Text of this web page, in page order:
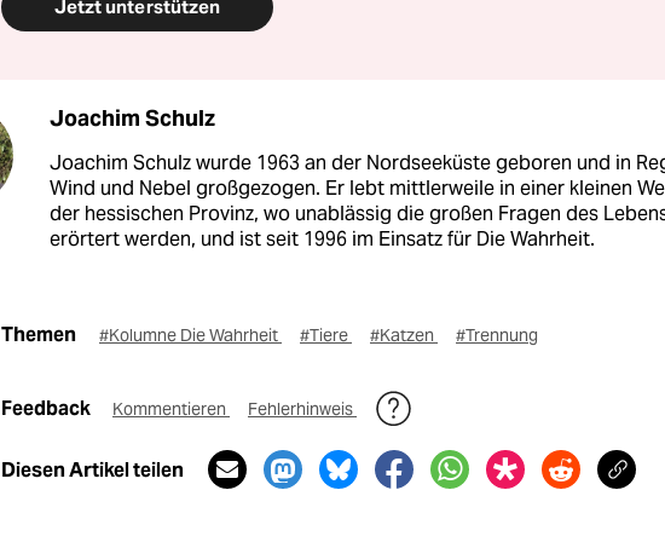
Jetzt unterstützen
Joachim Schulz
Joachim Schulz wurde 1963 an der Nordseeküste geboren und in
Wind und Nebel großgezogen. Er lebt mittlerweile in einer kleinen
der hessischen Provinz, wo unablässig die großen Fragen des
erörtert werden, und ist seit 1996 im Einsatz für Die Wahrheit.
Themen #Kolumne Die Wahrheit #Tiere #Katzen #Trennung
Feedback Kommentieren Fehlerhinweis
Diesen Artikel teilen